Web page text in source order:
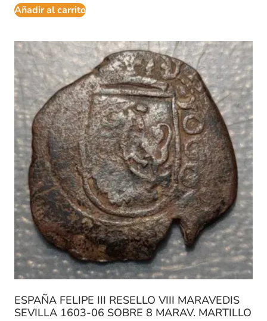
Añadir al carrito
ESPAÑA FELIPE III RESELLO VIII MARAVEDIS
SEVILLA 1603-06 SOBRE 8 MARAV. MARTILLO